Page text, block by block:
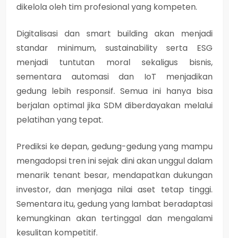
dikelola oleh tim profesional yang kompeten.
Digitalisasi dan smart building akan menjadi
standar minimum, sustainability serta ESG
menjadi tuntutan moral sekaligus bisnis,
sementara automasi dan IoT menjadikan
gedung lebih responsif. Semua ini hanya bisa
berjalan optimal jika SDM diberdayakan melalui
pelatihan yang tepat.
Prediksi ke depan, gedung-gedung yang mampu
mengadopsi tren ini sejak dini akan unggul dalam
menarik tenant besar, mendapatkan dukungan
investor, dan menjaga nilai aset tetap tinggi.
Sementara itu, gedung yang lambat beradaptasi
kemungkinan akan tertinggal dan mengalami
kesulitan kompetitif.